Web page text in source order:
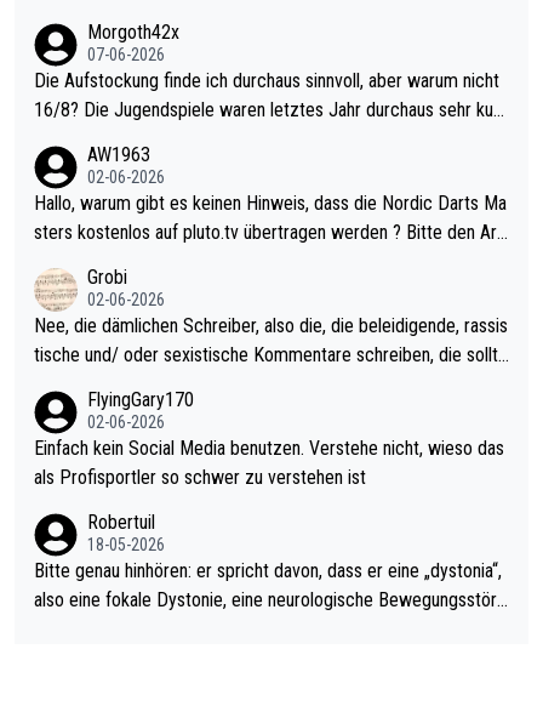
Morgoth42x
07-06-2026
Die Aufstockung finde ich durchaus sinnvoll, aber warum nicht
16/8? Die Jugendspiele waren letztes Jahr durchaus sehr kurz
Allerdings ist Mitchell Lawrie als Nummer 1 der Welt eh qualifi
ziert. Somit ändert die automatische Qualifikation des Weltmei
sters erstmal nichts. Ich denke sie wollen damit für nächstes J
ohl wenig WDF Turniere spielen. Dies war bei Archie Self letzt
es Jahr der Fall. Er musste als amtierender Weltmeister durch
den Qualifier und ich glaube kaum, dass Mitchel sich das (in Ve
gas) antun würde, wenn er doch eigentlich die PDC-WM als Zi
el hat.
AW1963
02-06-2026
Hallo, warum gibt es keinen Hinweis, dass die Nordic Darts Ma
sters kostenlos auf pluto.tv übertragen werden ? Bitte den Arti
Grobi
02-06-2026
Nee, die dämlichen Schreiber, also die, die beleidigende, rassis
tische und/ oder sexistische Kommentare schreiben, die sollte
s Leben in den Griff kriegen. Nur eins wundert mich: Luke Little
r war doch neulich erst derjenige, der über Social Media GvV p
rovoziert hat. Und Littlers Mutter schießt öfters mal gegen Ric
FlyingGary170
02-06-2026
Einfach kein Social Media benutzen. Verstehe nicht, wieso das
als Profisportler so schwer zu verstehen ist
Robertuil
18-05-2026
Bitte genau hinhören: er spricht davon, dass er eine „dystonia“,
also eine fokale Dystonie, eine neurologische Bewegungsstöru